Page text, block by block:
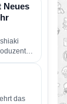
Neues
das